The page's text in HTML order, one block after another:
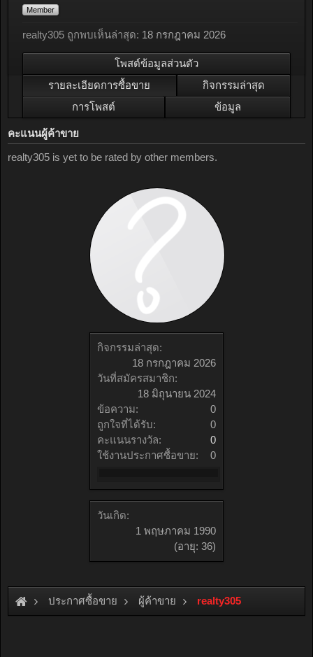
กิจกรรมล่าสุด:
18 กรกฎาคม 2026
วันที่สมัครสมาชิก:
18 มิถุนายน 2024
ข้อความ:
0
ถูกใจที่ได้รับ:
0
คะแนนรางวัล:
0
ใช้งานประกาศซื้อขาย:
0
วันเกิด:
1 พฤษภาคม 1990
(อายุ: 36)
Member
realty305 ถูกพบเห็นล่าสุด: 18 กรกฎาคม 2026
โพสต์ข้อมูลส่วนตัว
รายละเอียดการซื้อขาย
กิจกรรมล่าสุด
การโพสต์
ข้อมูล
คะแนนผู้ค้าขาย
realty305 is yet to be rated by other members.
ประกาศซื้อขาย ผู้ค้าขาย realty305